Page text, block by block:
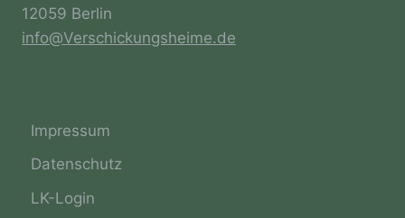
12059 Berlin
info@Verschickungsheime.de
Impressum
Datenschutz
LK-Login
Aufenthaltsort oder Ortswechsel dieser
natürlichen Person zu analysieren oder
Pseudonymisierung ist die Verarbeitung
auf welche die personenbezogenen Daten